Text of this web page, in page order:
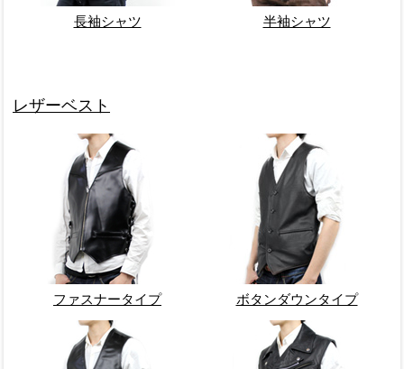
長袖シャツ 半袖シャツ
レザーベスト
ファスナータイプ ボタンダウンタイプ